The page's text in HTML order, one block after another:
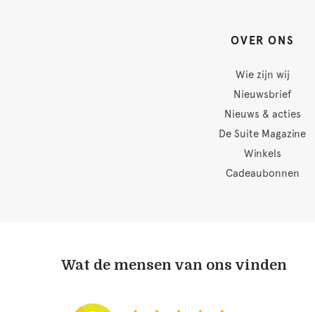
OVER ONS
Wie zijn wij
Nieuwsbrief
Nieuws & acties
De Suite Magazine
Winkels
Cadeaubonnen
Wat de mensen van ons vinden